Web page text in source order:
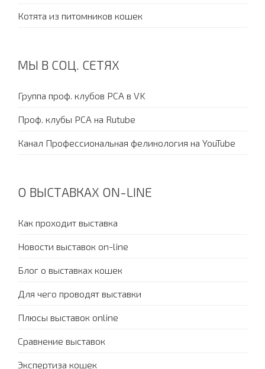
Котята из питомников кошек
МЫ В СОЦ. СЕТЯХ
Группа проф. клубов PCA в VK
Проф. клубы PCA на Rutube
Канал Профессиональная фелинология на YouTube
О ВЫСТАВКАХ ON-LINE
Как проходит выставка
Новости выставок on-line
Блог о выставках кошек
Для чего проводят выставки
Плюсы выставок online
Сравнение выставок
Экспертиза кошек